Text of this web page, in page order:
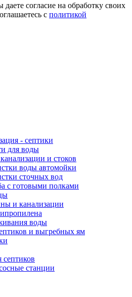
согласие на обработку своих
с политикой
- септики
для воды
и стоков
воды автомойки
сточных вод
с готовыми полками
и канализации
воды
и выгребных ям
станции